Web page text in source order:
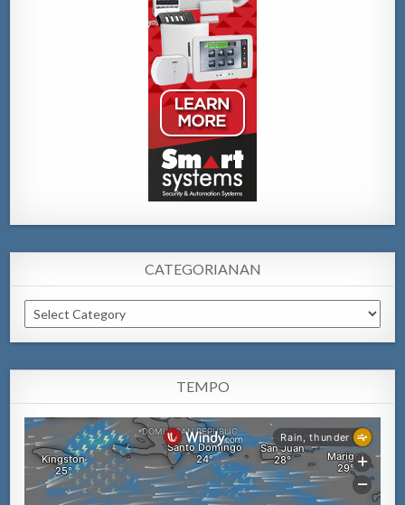
CATEGORIANAN
Categorianan
TEMPO